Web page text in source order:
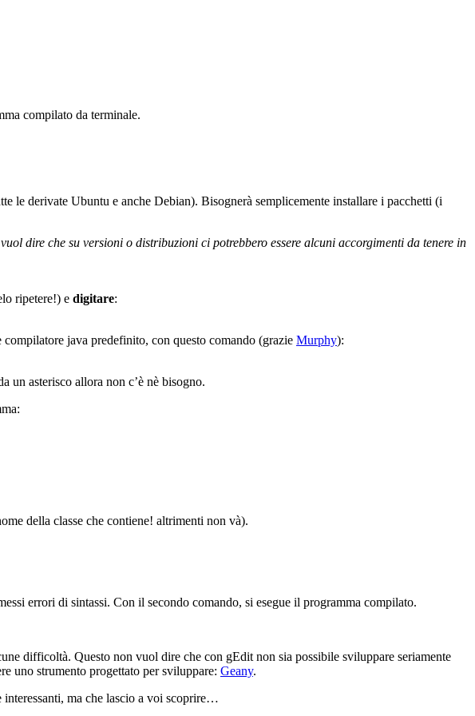
compilato da terminale.
le derivate Ubuntu e anche Debian). Bisognerà semplicemente installare i pacchetti (i
dire che su versioni o distribuzioni ci potrebbero essere alcuni accorgimenti da tenere in
ripetere!) e digitare:
java predefinito, con questo comando (grazie Murphy):
un asterisco allora non c’è nè bisogno.
della classe che contiene! altrimenti non và).
errori di sintassi. Con il secondo comando, si esegue il programma compilato.
difficoltà. Questo non vuol dire che con gEdit non sia possibile sviluppare seriamente
uno strumento progettato per sviluppare: Geany.
interessanti, ma che lascio a voi scoprire…